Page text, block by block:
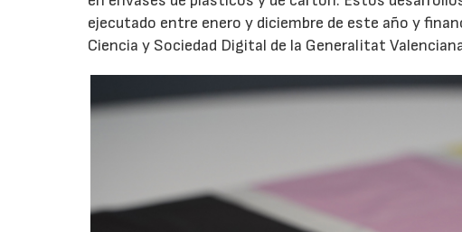
ejecutado entre enero y diciembre de este año y
Ciencia y Sociedad Digital de la Generalitat